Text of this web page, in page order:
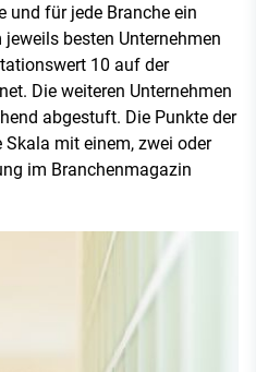
und für jede Branche ein
besten Unternehmen
10 auf der
Die weiteren Unternehmen
abgestuft. Die Punkte der
mit einem, zwei oder
im Branchenmagazin